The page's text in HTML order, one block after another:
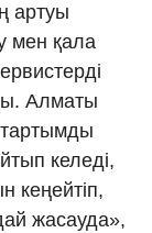
артуы
мен қала
Алматы
тартымды
келеді,
кеңейтіп,
жасауда»,